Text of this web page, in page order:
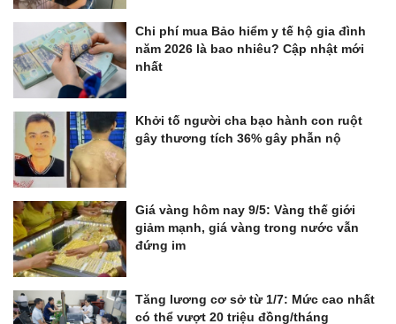
Chi phí mua Bảo hiểm y tế hộ gia đình
năm 2026 là bao nhiêu? Cập nhật mới
nhất
Khởi tố người cha bạo hành con ruột
gây thương tích 36% gây phẫn nộ
Giá vàng hôm nay 9/5: Vàng thế giới
giảm mạnh, giá vàng trong nước vẫn
đứng im
Tăng lương cơ sở từ 1/7: Mức cao nhất
có thể vượt 20 triệu đồng/tháng